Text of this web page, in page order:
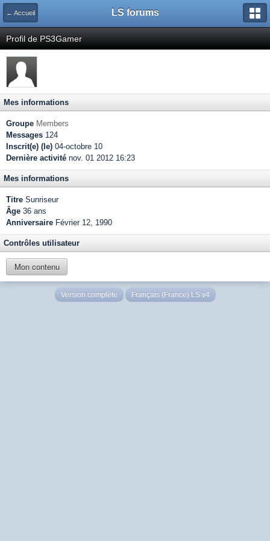
← Accueil LS forums
Profil de PS3Gamer
Mes informations
Groupe Members
Messages 124
Inscrit(e) (le) 04-octobre 10
Dernière activité nov. 01 2012 16:23
Mes informations
Titre Sunriseur
Âge 36 ans
Anniversaire Février 12, 1990
Contrôles utilisateur
Mon contenu
Version complète Français (France) LS v4